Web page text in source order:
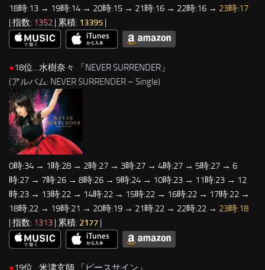
18時:13 → 19時:14 → 20時:15 → 21時:16 → 22時:16 → 23時:17
| 指数: 1352 | 累積: 13395 |
●18位…水樹奈々 「NEVER SURRENDER 」
(アルバム: NEVER SURRENDER – Single)
0時:34 → 1時:28 → 2時:27 → 3時:27 → 4時:27 → 5時:27 → 6
時:27 → 7時:26 → 8時:26 → 9時:24 → 10時:23 → 11時:23 → 12
時:23 → 13時:22 → 14時:22 → 15時:22 → 16時:22 → 17時:22 →
18時:22 → 19時:21 → 20時:19 → 21時:22 → 22時:22 → 23時:18
| 指数: 1313 | 累積: 2177 |
●19位…米津玄師 「ピースサイン 」